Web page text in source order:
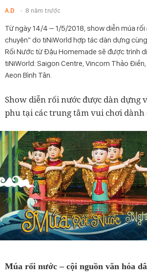
A.D 8 năm trước
Từ ngày 14/4 – 1/5/2018, show diễn múa rối
chuyện” do tiNiWorld hợp tác dàn dựng
Rối Nước từ Đậu Homemade sẽ được trình
tiNiWorld: Saigon Centre, Vincom Thảo Điền,
Aeon Bình Tân.
Show diễn rối nước được dàn dựng
phu tại các trung tâm vui chơi
Múa rối nước – cội nguồn văn hóa